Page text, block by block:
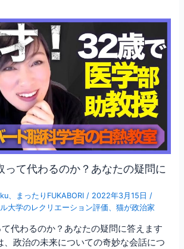
って代わるのか？あなたの疑問に
まったりFUKABORI / 2022年3月15日 /
大学のレクリエーション評価 、猫が政治家
代わるのか？あなたの疑問に答えます
、政治の未来についての奇妙な会話につ